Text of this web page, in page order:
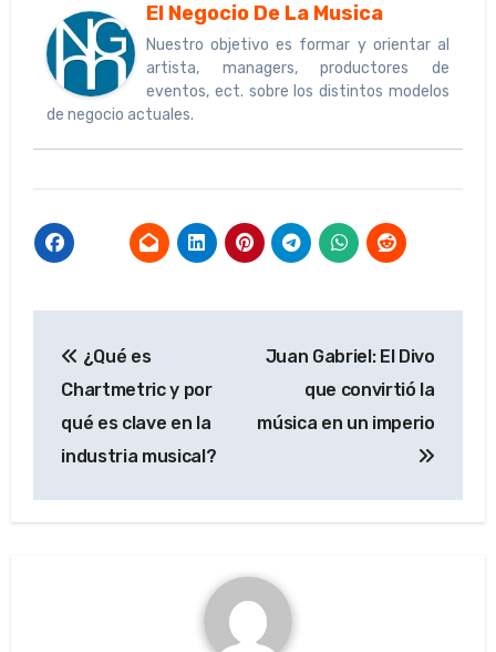
El Negocio De La Musica
Nuestro objetivo es formar y orientar al
artista, managers, productores de
eventos, ect. sobre los distintos modelos
de negocio actuales.
de
entradas
¿Qué es
Chartmetric y por
qué es clave en la
industria musical?
Juan Gabriel: El Divo
que convirtió la
música en un imperio